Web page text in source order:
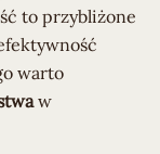
to przybliżone
warto
w